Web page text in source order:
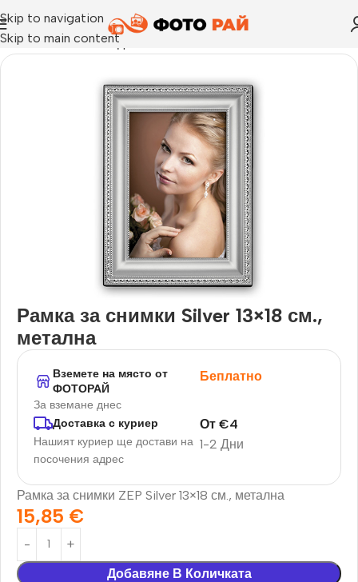
Skip to navigation
Skip to main content
Начало›Рамка за една снимка
Рамка за снимки Silver 13×18 см.,
метална
Вземете на място от
ФОТОРАЙ
За вземане днес
Беплатно
Доставка с куриер
Нашият куриер ще достави на
посочения адрес
1-2 Дни
От€4
Рамка за снимки ZEP Silver 13×18 см., метална
15,85 €
Добавяне В Количката